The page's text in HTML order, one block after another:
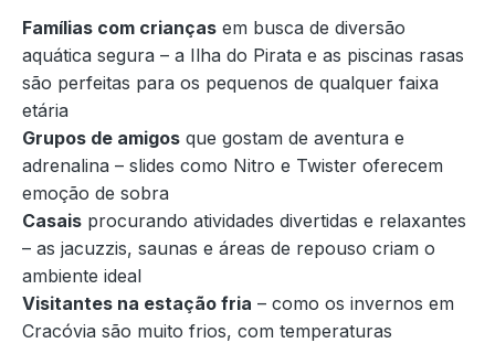
Famílias com crianças em busca de diversão
aquática segura – a Ilha do Pirata e as piscinas rasas
são perfeitas para os pequenos de qualquer faixa
etária
Grupos de amigos que gostam de aventura e
adrenalina – slides como Nitro e Twister oferecem
emoção de sobra
Casais procurando atividades divertidas e relaxantes
– as jacuzzis, saunas e áreas de repouso criam o
ambiente ideal
Visitantes na estação fria – como os invernos em
Cracóvia são muito frios, com temperaturas